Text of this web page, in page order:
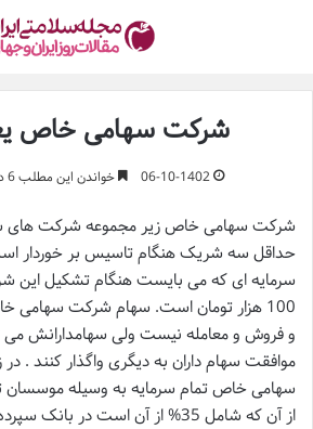
شرکت سهامی خاص
06-10-1402 خواندن این مطلب 6 دقیقه زمان میبرد
شرکت سهامی خاص زیر مجموعه شرکت های
حداقل سه شریک هنگام تاسیس بر خوردار
سرمایه ای که می بایست هنگام تشکیل این
100 هزار تومان است. سهام شرکت سهامی
و فروش و معامله نیست ولی سهامدارانش می
موافقت سهام داران به دیگری واگذار کنند .
سهامی خاص تمام سرمایه به وسیله
از آن که شامل 35% از آن است در بانک سپرده گذاری می شود .